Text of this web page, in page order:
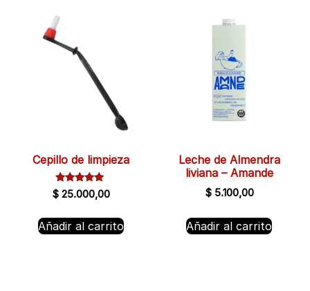
Cepillo de limpieza
Valorado
con
de 5
$ 25.000,00
Añadir al carrito
Leche de Almendra
liviana – Amande
$5.100,00
Añadir al carrito